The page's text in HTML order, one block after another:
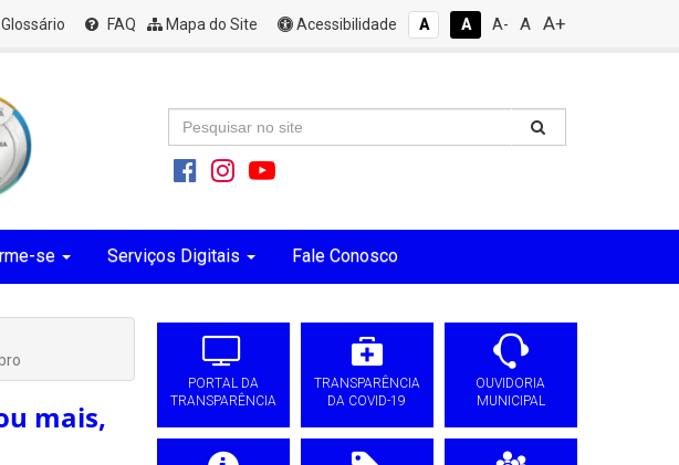
Glossário FAQ Mapa do Site Acessibilidade A A A- A A+
se Serviços Digitais Fale Conosco
mais,
PORTAL DA
TRANSPARÊNCIA
TRANSPARÊNCIA
DA COVID-19
OUVIDORIA
MUNICIPAL